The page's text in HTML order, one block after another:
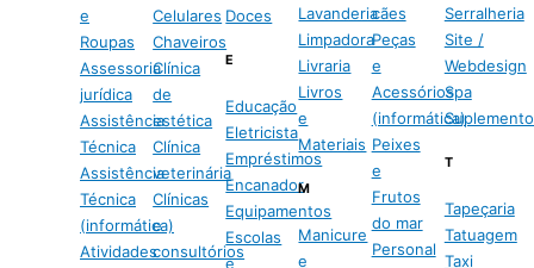
e
Roupas
Assessoria
jurídica
Assistência
Técnica
Assistência
Técnica
(informática)
Atividades
Celulares
Chaveiros
Clínica
de
estética
Clínica
veterinária
Clínicas
e
consultórios
Doces
E
Educação
Eletricista
Empréstimos
Encanador
Equipamentos
Escolas
e
Lavanderia
Limpadora
Livraria
Livros
e
Materiais
M
Manicure
e
cães
Peças
e
Acessórios
(informática)
Peixes
e
Frutos
do mar
Personal
Serralheria
Site /
Webdesign
Spa
T
Tapeçaria
Tatuagem
Taxi